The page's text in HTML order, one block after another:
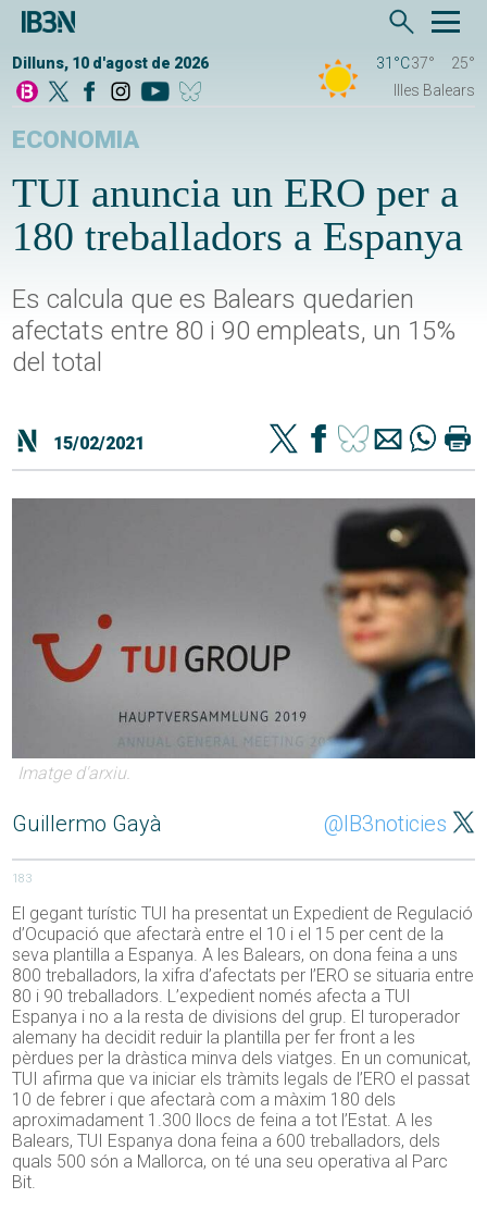
Dilluns, 10 d'agost de 2026 31°C37°
25°
Illes Balears
ECONOMIA
TUI anuncia un ERO per a
180 treballadors a Espanya
Es calcula que es Balears quedarien
afectats entre 80 i 90 empleats, un 15%
del total
15/02/2021
Imatge d'arxiu.
Guillermo Gayà @IB3noticies
183
El gegant turístic TUI ha presentat un Expedient de Regulació
d’Ocupació que afectarà entre el 10 i el 15 per cent de la
seva plantilla a Espanya. A les Balears, on dona feina a uns
800 treballadors, la xifra d’afectats per l’ERO se situaria entre
80 i 90 treballadors. L’expedient només afecta a TUI
Espanya i no a la resta de divisions del grup. El turoperador
alemany ha decidit reduir la plantilla per fer front a les
pèrdues per la dràstica minva dels viatges. En un comunicat,
TUI afirma que va iniciar els tràmits legals de l’ERO el passat
10 de febrer i que afectarà com a màxim 180 dels
aproximadament 1.300 llocs de feina a tot l’Estat. A les
Balears, TUI Espanya dona feina a 600 treballadors, dels
quals 500 són a Mallorca, on té una seu operativa al Parc
Bit.